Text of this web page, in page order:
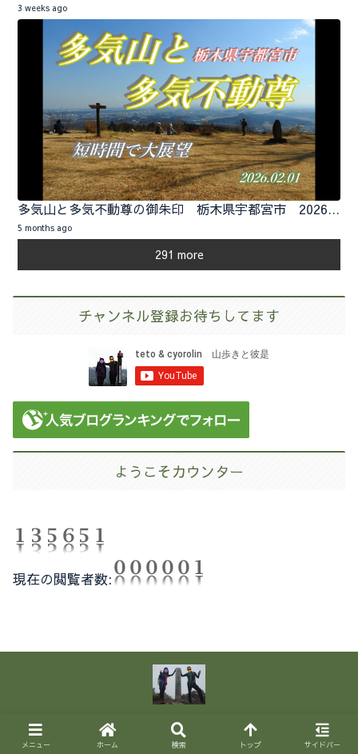
3 weeks ago
多気山と多気不動尊の御朱印 栃木県宇都宮市 2026.02.01
5 months ago
291 more
チャンネル登録お待ちしてます
ようこそカウンター
現在の閲覧者数:
プライバシーポリシー
Copyright © 2020-2026 zizibabaのトレッキングと彼是 All Rights Reserved.
メニュー ホーム 検索 トップ サイドバー